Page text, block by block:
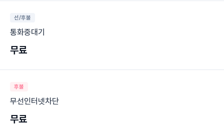
선/후불
통화중대기
무료
후불
무선인터넷차단
무료